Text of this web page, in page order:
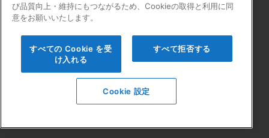
社員インタビュー
キャリア・職種
数字で見るスタートライン
び品質向上・維持にもつながるため、Cookieの取得と利用に同
意をお願いいたします。
すべての Cookie を受
け入れる
すべて拒否する
Cookie 設定